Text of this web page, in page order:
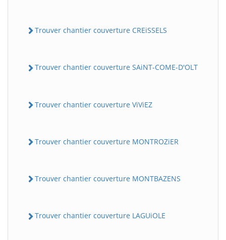
Trouver chantier couverture CREiSSELS
Trouver chantier couverture SAiNT-COME-D'OLT
Trouver chantier couverture ViViEZ
Trouver chantier couverture MONTROZiER
Trouver chantier couverture MONTBAZENS
Trouver chantier couverture LAGUiOLE